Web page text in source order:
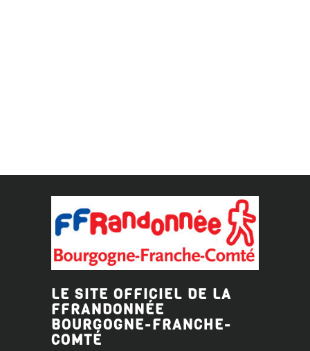
LE SITE OFFICIEL DE LA
FFRANDONNÉE
BOURGOGNE-FRANCHE-
COMTÉ